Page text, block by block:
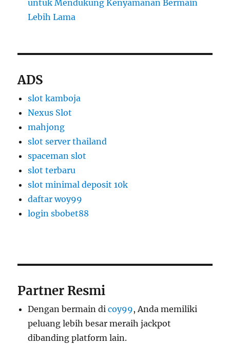
untuk Mendukung Kenyamanan Bermain
Lebih Lama
ADS
slot kamboja
Nexus Slot
mahjong
slot server thailand
spaceman slot
slot terbaru
slot minimal deposit 10k
daftar woy99
login sbobet88
Partner Resmi
Dengan bermain dicoy99, Anda memiliki
peluang lebih besar meraih jackpot
dibanding platform lain.